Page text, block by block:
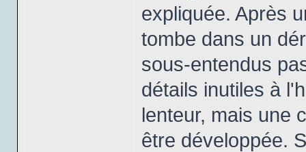
expliquée. Après
tombe dans un
sous-entendus
détails inutiles à
lenteur, mais une
être développée.